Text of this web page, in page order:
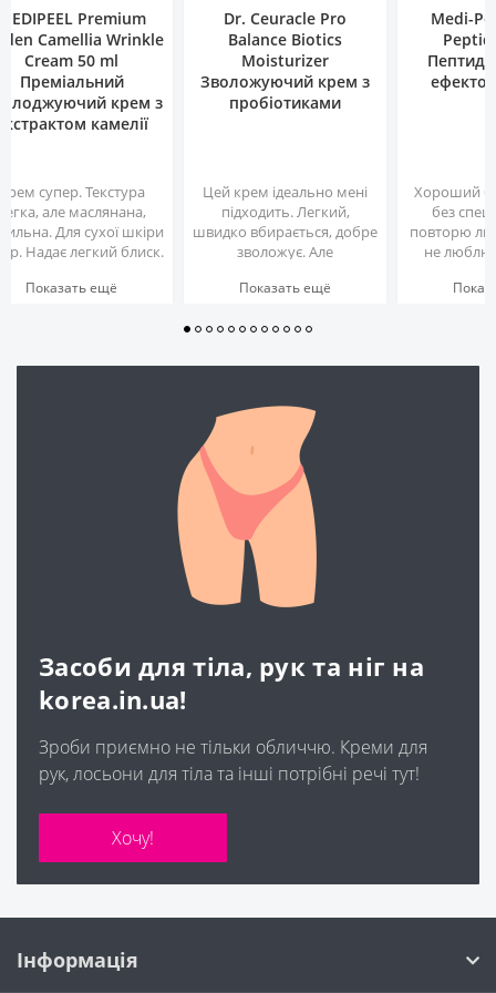
Premium
Camellia Wrinkle
Cream 50 ml
Преміальний
крем з
камелії
супер. Текстура
але маслянана,
Для сухої шкіри
Надає легкий блиск.
Використала одну
Показать ещё
Dr. Ceuracle Pro
Balance Biotics
Moisturizer
Зволожуючий крем з
пробіотиками
Цей крем ідеально мені
підходить. Легкий,
швидко вбирається, добре
зволожує. Але
викликає в мене
дуже-дуже чутливу,
шкіру. Має легкий аромат,
нанесення зникає. ..
Показать ещё
Medi-
Хороший
без
повторю
не люблю
Таке
Засоби для тіла, рук та ніг на
korea.in.ua!
Зроби приємно не тільки обличчю. Креми для
рук, лосьони для тіла та інші потрібні речі тут!
Хочу!
Інформація